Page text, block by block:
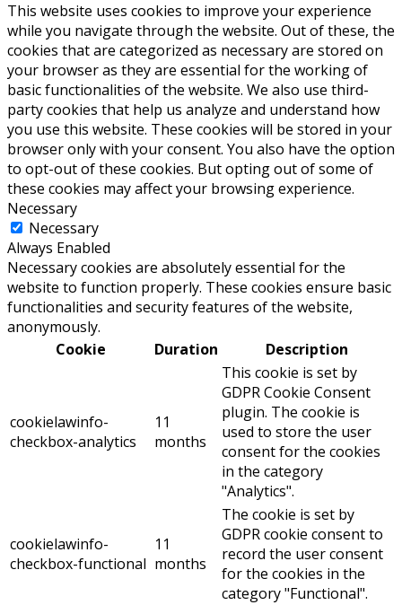
This website uses cookies to improve your experience
while you navigate through the website. Out of these, the
cookies that are categorized as necessary are stored on
your browser as they are essential for the working of
basic functionalities of the website. We also use third-
party cookies that help us analyze and understand how
you use this website. These cookies will be stored in your
browser only with your consent. You also have the option
to opt-out of these cookies. But opting out of some of
these cookies may affect your browsing experience.
Necessary
Necessary
Always Enabled
Necessary cookies are absolutely essential for the
website to function properly. These cookies ensure basic
functionalities and security features of the website,
anonymously.
Cookie
Duration Description
cookielawinfo-
checkbox-analytics
11
months
This cookie is set by
GDPR Cookie Consent
plugin. The cookie is
used to store the user
consent for the cookies
in the category
"Analytics".
cookielawinfo-
checkbox-functional
11
months
The cookie is set by
GDPR cookie consent to
record the user consent
for the cookies in the
category "Functional".